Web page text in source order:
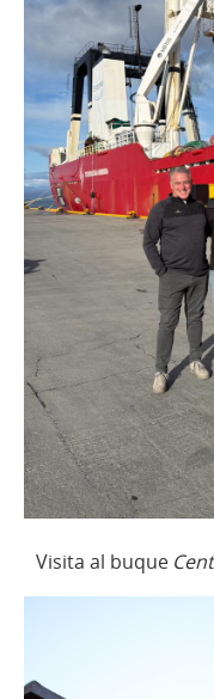
Visita al buque